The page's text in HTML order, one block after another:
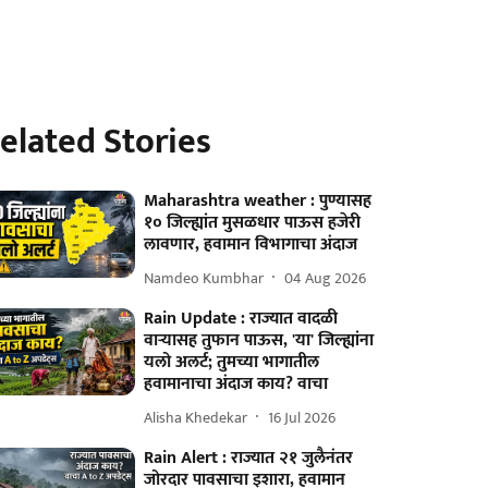
Stories
Maharashtra weather : पुण्यासह
१० जिल्ह्यांत मुसळधार पाऊस हजेरी
लावणार, हवामान विभागाचा अंदाज
Namdeo Kumbhar 04 Aug 2026
Rain Update : राज्यात वादळी
वाऱ्यासह तुफान पाऊस, 'या' जिल्ह्यांना
यलो अलर्ट; तुमच्या भागातील
हवामानाचा अंदाज काय? वाचा
Alisha Khedekar 16 Jul 2026
Rain Alert : राज्यात २१ जुलैनंतर
जोरदार पावसाचा इशारा, हवामान